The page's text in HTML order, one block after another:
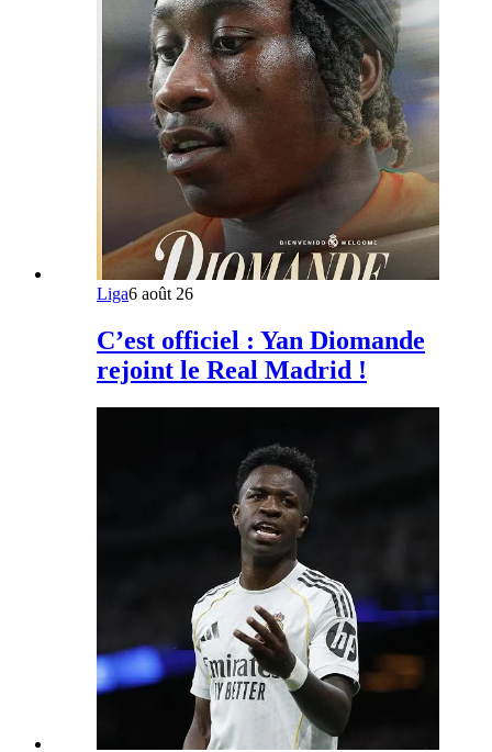
Liga6 août 26
C’est officiel : Yan Diomande
rejoint le Real Madrid !